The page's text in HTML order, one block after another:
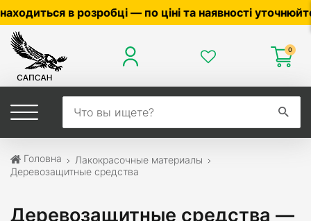
ціні та наявності уточнюйте у менеджера ☎
0
Головна
Лакокрасочные материалы
Деревозащитные средства
Деревозащитные средства —